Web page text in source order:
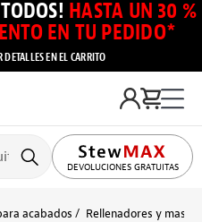
HASTA UN 30 %
EN TU PEDIDO*
DETALLES EN EL CARRITO
DEVOLUCIONES GRATUITAS
acabados Rellenadores y